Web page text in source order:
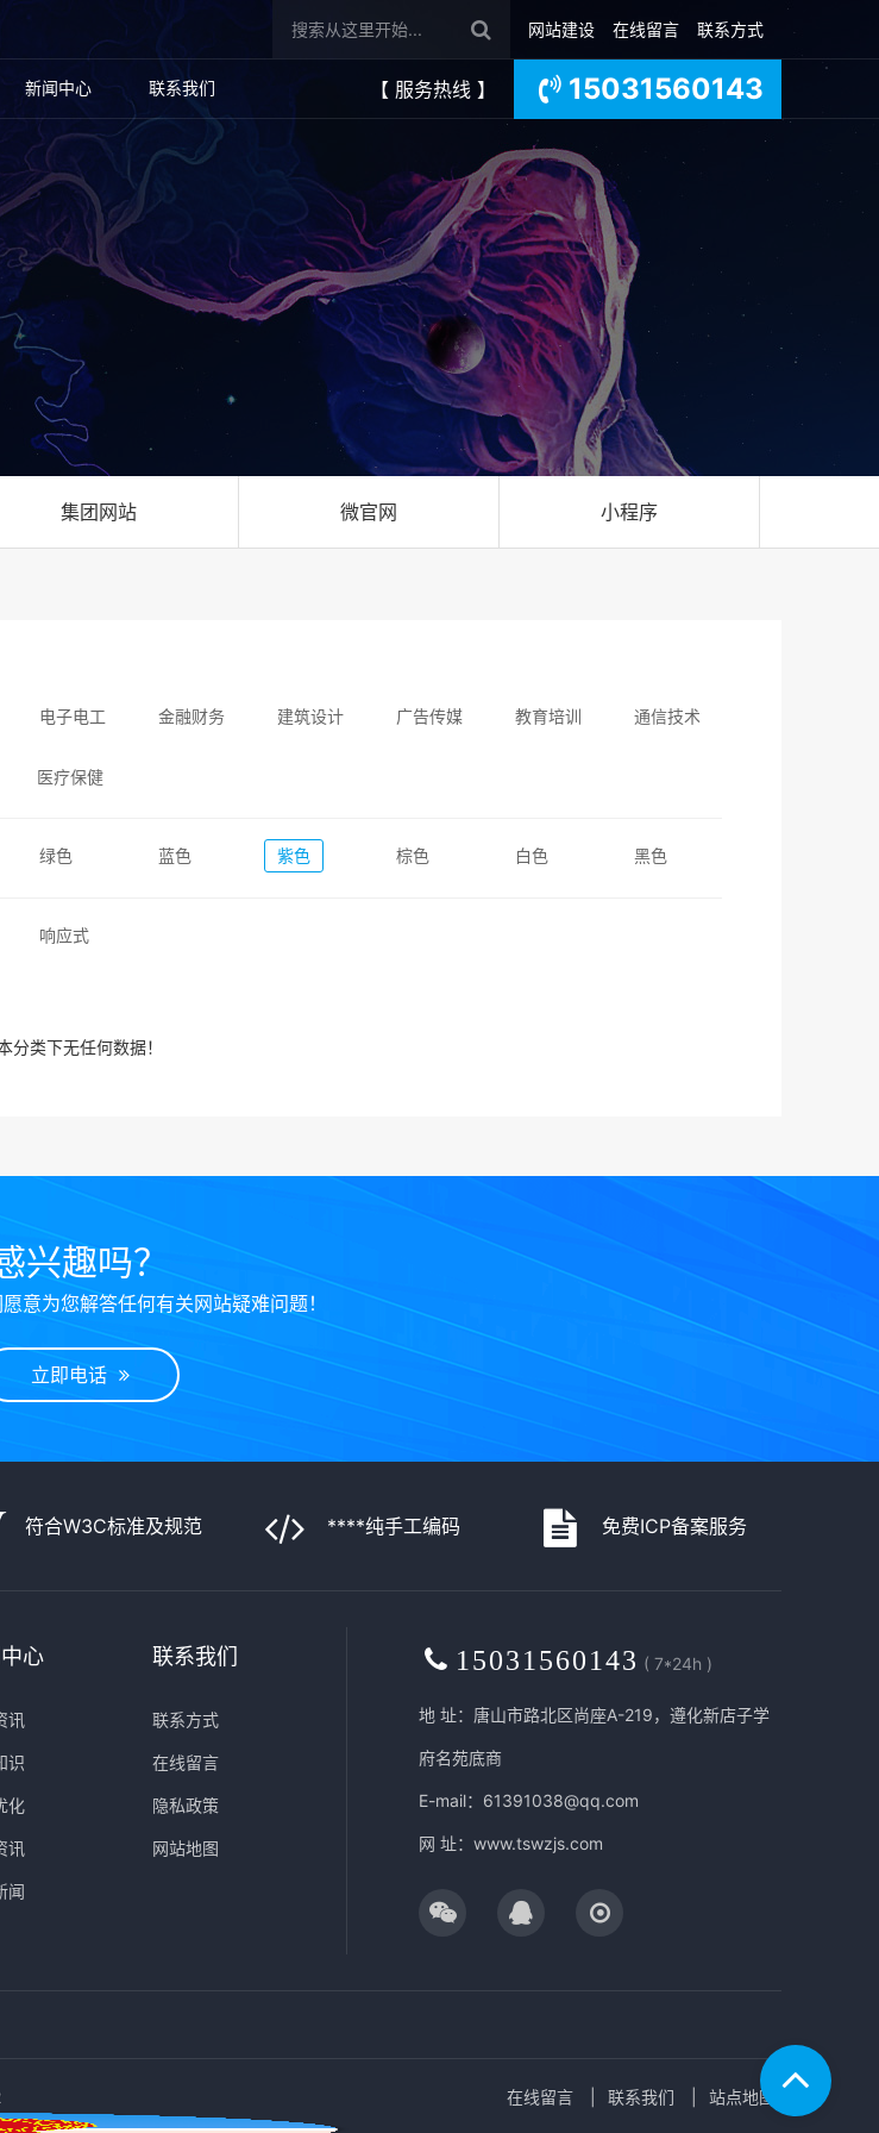
网站建设 在线留言 联系方式
新闻中心 联系我们 【 服务热线 】 15031560143
集团网站 微官网 小程序
电子电工 金融财务 建筑设计 广告传媒 教育培训 通信技术
医疗保健
绿色 蓝色 紫色 棕色 白色 黑色
响应式
分类下无任何数据！
兴趣吗？
意为您解答任何有关网站疑难问题！
立即电话
符合W3C标准及规范 ****纯手工编码 免费ICP备案服务
心
讯
识
化
讯
闻
联系我们
联系方式
在线留言
隐私政策
网站地图
15031560143 ( 7*24h )
地 址：唐山市路北区尚座A-219，遵化新店子学
府名苑底商
E-mail：61391038@qq.com
网 址：www.tswzjs.com
在线留言 联系我们 站点地图